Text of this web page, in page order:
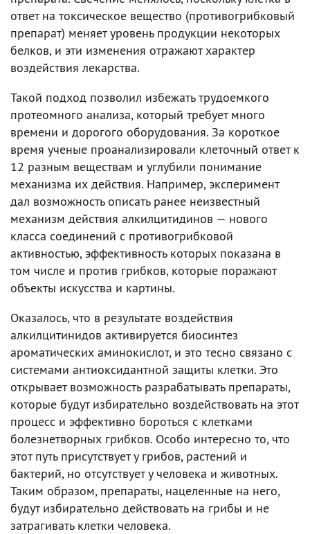
ответ на токсическое вещество (противогрибковый
препарат) меняет уровень продукции некоторых
белков, и эти изменения отражают характер
воздействия лекарства.
Такой подход позволил избежать трудоемкого
протеомного анализа, который требует много
времени и дорогого оборудования. За короткое
время ученые проанализировали клеточный ответ к
12 разным веществам и углубили понимание
механизма их действия. Например, эксперимент
дал возможность описать ранее неизвестный
механизм действия алкилцитидинов — нового
класса соединений с противогрибковой
активностью, эффективность которых показана в
том числе и против грибков, которые поражают
объекты искусства и картины.
Оказалось, что в результате воздействия
алкилцитинидов активируется биосинтез
ароматических аминокислот, и это тесно связано с
системами антиоксидантной защиты клетки. Это
открывает возможность разрабатывать препараты,
которые будут избирательно воздействовать на этот
процесс и эффективно бороться с клетками
болезнетворных грибков. Особо интересно то, что
этот путь присутствует у грибов, растений и
бактерий, но отсутствует у человека и животных.
Таким образом, препараты, нацеленные на него,
будут избирательно действовать на грибы и не
затрагивать клетки человека.